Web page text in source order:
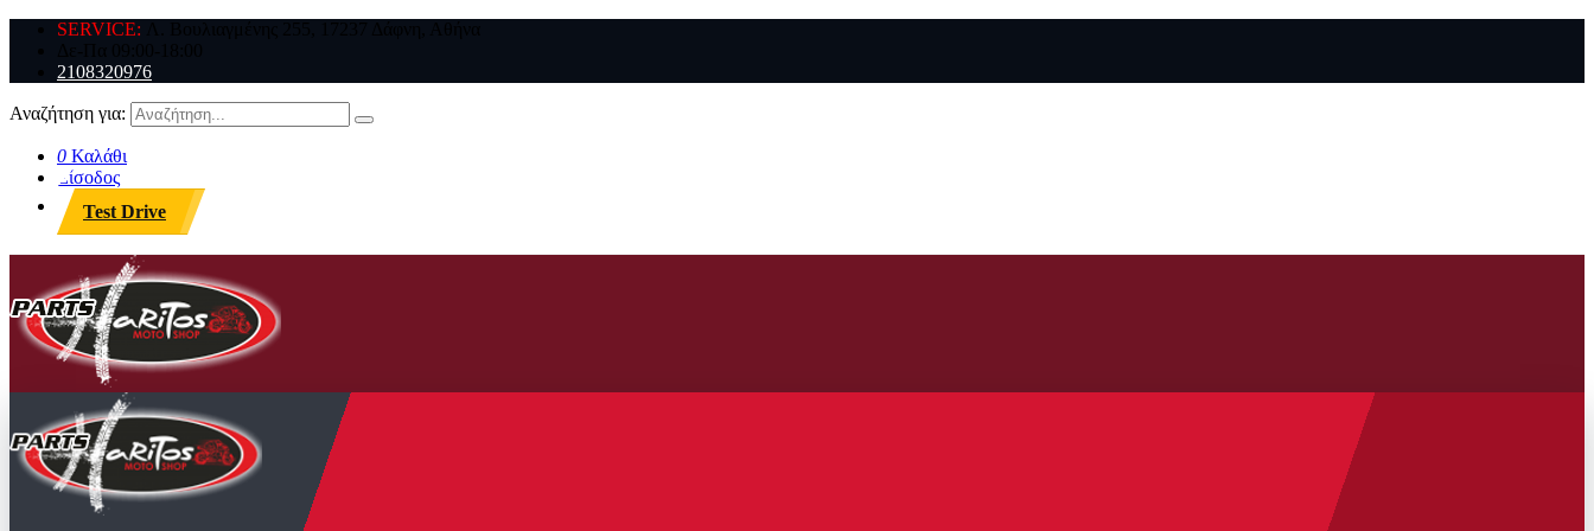
SERVICE:
2108320976
Αναζήτηση για:
0 Καλάθι
Είσοδος
Test Drive